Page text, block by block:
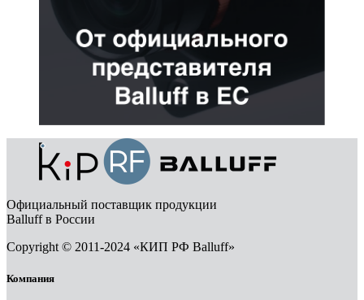
Официальный поставщик продукции
Balluff в России
Copyright © 2011-2024 «КИП РФ Balluff»
Компания